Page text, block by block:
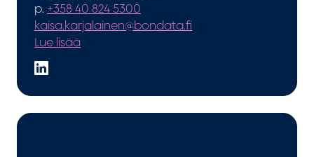
p. +358 40 824 5300
kaisa.karjalainen@bondata.fi
Lue lisää